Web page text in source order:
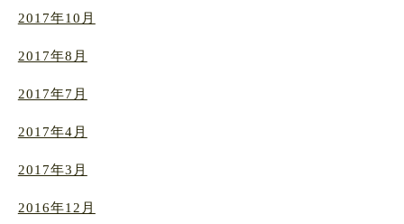
2017年10月
2017年8月
2017年7月
2017年4月
2017年3月
2016年12月